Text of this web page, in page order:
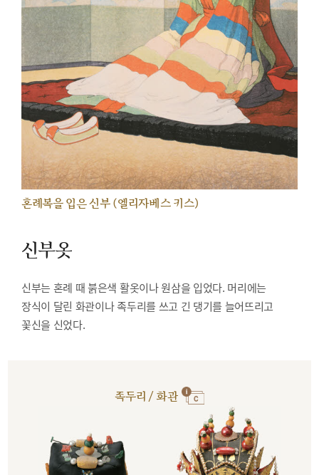
혼례복을 입은 신부 (엘리자베스 키스)
신부옷
신부는 혼례 때 붉은색 활옷이나 원삼을 입었다. 머리에는
장식이 달린 화관이나 족두리를 쓰고 긴 댕기를 늘어뜨리고
꽃신을 신었다.
족두리 / 화관